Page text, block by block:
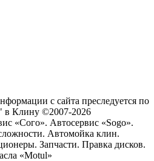
с сайта преследуется по
в Клину ©2007-2026
«Сого». Автосервис «Sogo».
Автомойка клин.
Запчасти. Правка дисков.
«Motul»